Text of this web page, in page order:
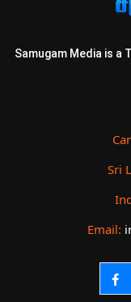
Samugam Media is a
Sri
Email: